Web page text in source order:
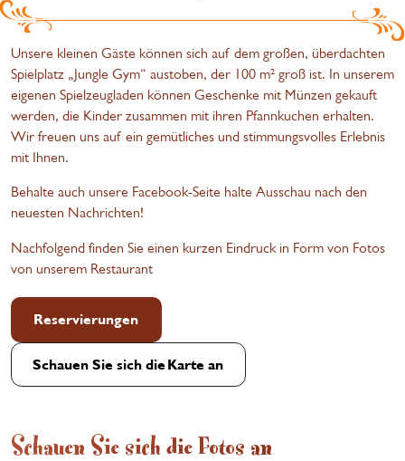
Unsere kleinen Gäste können sich auf dem großen, überdachten
Spielplatz „Jungle Gym“ austoben, der 100 m² groß ist. In unserem
eigenen Spielzeugladen können Geschenke mit Münzen gekauft
werden, die Kinder zusammen mit ihren Pfannkuchen erhalten.
Wir freuen uns auf ein gemütliches und stimmungsvolles Erlebnis
mit Ihnen.
Behalte auch unsere Facebook-Seite halte Ausschau nach den
neuesten Nachrichten!
Nachfolgend finden Sie einen kurzen Eindruck in Form von Fotos
von unserem Restaurant
Reservierungen
Schauen Sie sich die Karte an
Schauen Sie sich die Fotos an